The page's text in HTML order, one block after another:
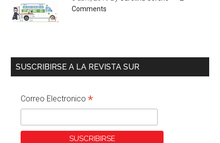
Comments
SUSCRIBIRSE A LA REVISTA SUR
Correo Electronico*